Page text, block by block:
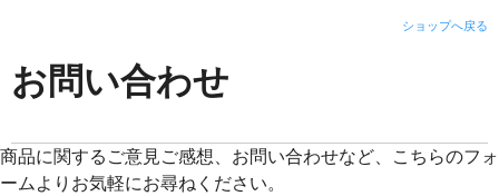
ショップへ戻る
お問い合わせ
商品に関するご意見ご感想、お問い合わせなど、こちらのフォ
ームよりお気軽にお尋ねください。